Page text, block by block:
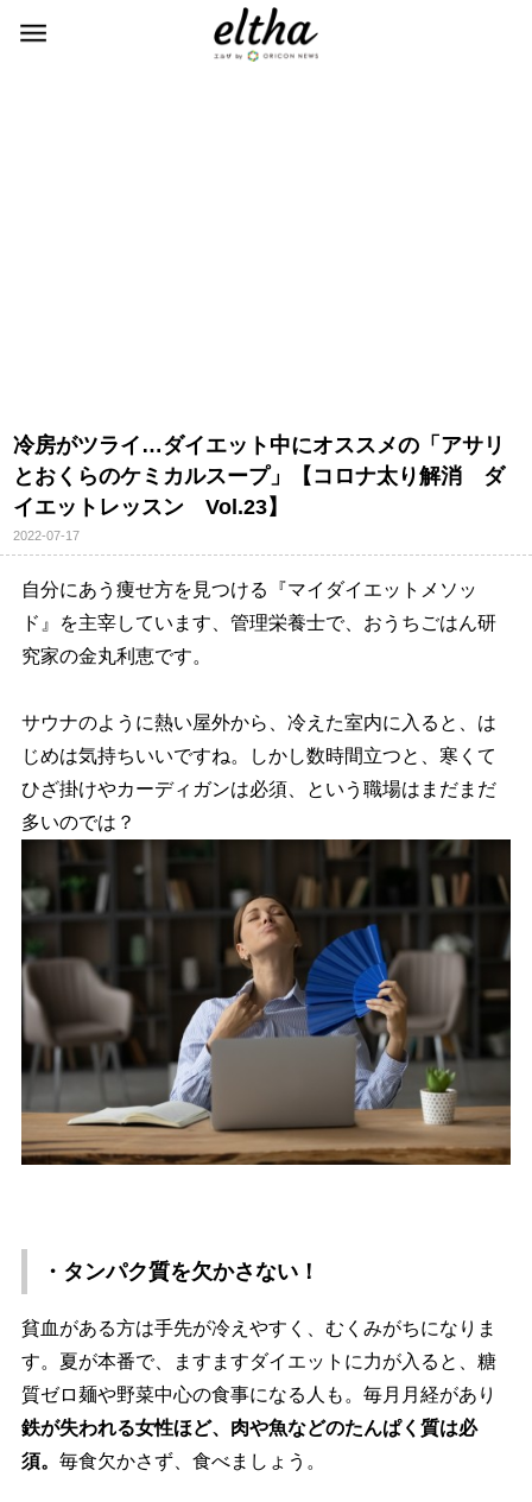
冷房がツライ…ダイエット中にオススメの「アサリ
とおくらのケミカルスープ」【コロナ太り解消 ダ
イエットレッスン Vol.23】
2022-07-17
自分にあう痩せ方を見つける『マイダイエットメソッ
ド』を主宰しています、管理栄養士で、おうちごはん研
究家の金丸利恵です。
サウナのように熱い屋外から、冷えた室内に入ると、は
じめは気持ちいいですね。しかし数時間立つと、寒くて
ひざ掛けやカーディガンは必須、という職場はまだまだ
多いのでは？
・タンパク質を欠かさない！
貧血がある方は手先が冷えやすく、むくみがちになりま
す。夏が本番で、ますますダイエットに力が入ると、糖
質ゼロ麺や野菜中心の食事になる人も。毎月月経があり
鉄が失われる女性ほど、肉や魚などのたんぱく質は必
須。 毎食欠かさず、食べましょう。